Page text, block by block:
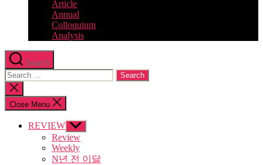
Article
Annual
Colloquium
Analysis
Search
Search
for:
Close
search
Close Menu
REVIEW Show
sub
menu
Review
Weekly
N년 전 이달